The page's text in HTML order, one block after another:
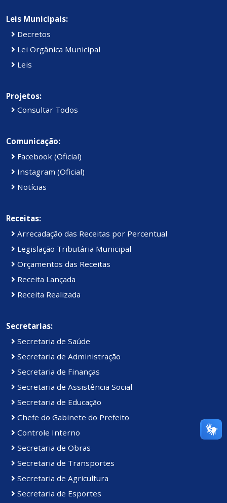
Leis Municipais:
Decretos
Lei Orgânica Municipal
Leis
Projetos:
Consultar Todos
Comunicação:
Facebook (Oficial)
Instagram (Oficial)
Notícias
Receitas:
Arrecadação das Receitas por Percentual
Legislação Tributária Municipal
Orçamentos das Receitas
Receita Lançada
Receita Realizada
Secretarias:
Secretaria de Saúde
Secretaria de Administração
Secretaria de Finanças
Secretaria de Assistência Social
Secretaria de Educação
Chefe do Gabinete do Prefeito
Controle Interno
Secretaria de Obras
Secretaria de Transportes
Secretaria de Agricultura
Secretaria de Esportes